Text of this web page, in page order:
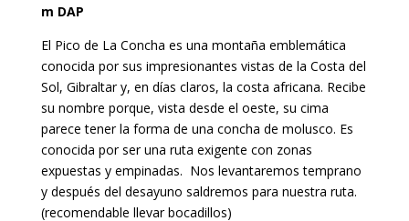
m DAP
El Pico de La Concha es una montaña emblemática
conocida por sus impresionantes vistas de la Costa del
Sol, Gibraltar y, en días claros, la costa africana. Recibe
su nombre porque, vista desde el oeste, su cima
parece tener la forma de una concha de molusco. Es
conocida por ser una ruta exigente con zonas
expuestas y empinadas. Nos levantaremos temprano
y después del desayuno saldremos para nuestra ruta.
(recomendable llevar bocadillos)